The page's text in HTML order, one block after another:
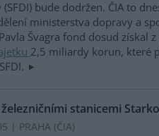
bude dodržen. ČIA to
ministerstva dopravy a
Švagra fond dosud získal
2,5 miliardy korun, které
stanicemi
| PRAHA (ČIA)